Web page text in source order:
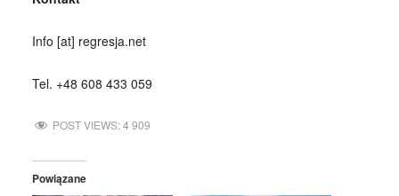
Info [at] regresja.net
Tel. +48 608 433 059
POST VIEWS:4 909
Powiązane